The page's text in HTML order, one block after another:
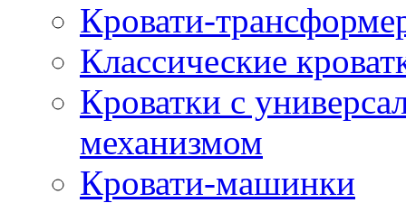
Кровати-
Классические
Кроватки с
механизмом
Кровати-машинки